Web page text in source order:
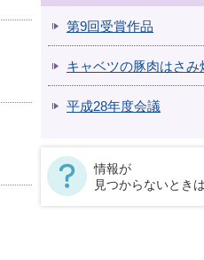
第9回受賞作品
キャベツの豚肉はさみ
平成28年度会議
情報が
見つからないときは